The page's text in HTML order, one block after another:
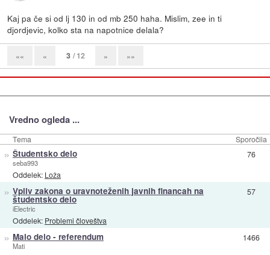
Kaj pa če si od lj 130 in od mb 250 haha. Mislim, zee in ti
djordjevic, kolko sta na napotnice delala?
«« « 3 / 12 » »»
Vredno ogleda ...
Tema Sporočila
» Študentsko delo
seba993
Oddelek: Loža
76
» Vpliv zakona o uravnoteženih javnih financah na
študentsko delo
iElectric
Oddelek: Problemi človeštva
57
» Malo delo - referendum
Mati
1466